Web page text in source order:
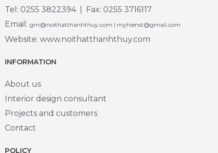
Tel: 0255 3822394 | Fax: 0255 3716117
Email: gm@noithatthanhthuy.com | myhienst@gmail.com
Website: www.noithatthanhthuy.com
INFORMATION
About us
Interior design consultant
Projects and customers
Contact
POLICY